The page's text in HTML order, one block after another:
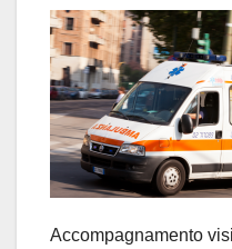
Accompagnamento